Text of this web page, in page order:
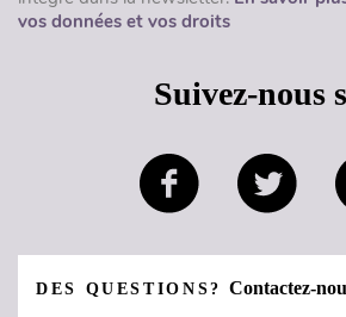
vos données et vos droits
Suivez-nous
DES QUESTIONS?Contactez-